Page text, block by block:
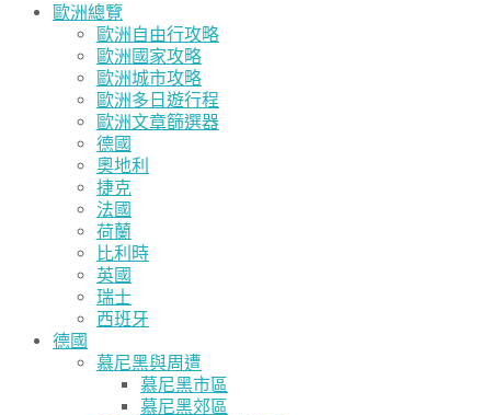
歐洲總覽
歐洲自由行攻略
歐洲國家攻略
歐洲城市攻略
歐洲多日遊行程
歐洲文章篩選器
德國
奧地利
捷克
法國
荷蘭
比利時
英國
瑞士
西班牙
德國
慕尼黑與周遭
慕尼黑市區
慕尼黑郊區